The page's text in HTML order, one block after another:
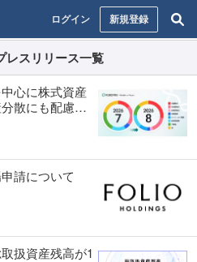
ログイン 新規登録
レスリリース一覧
心に株式資産
散にも配慮し
請について
扱資産残高が1